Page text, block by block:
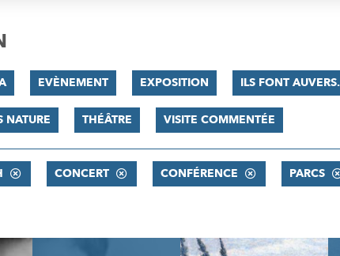
EVÈNEMENT EXPOSITION ILS FONT
NATURE THÉÂTRE VISITE COMMENTÉE
CONCERT CONFÉRENCE PARCS